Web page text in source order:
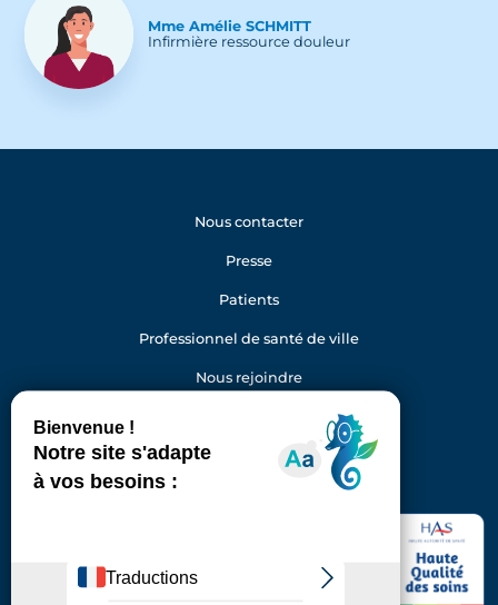
Mme Amélie SCHMITT
Infirmière ressource douleur
92150 Suresnes
Standard : 01 46 25 20 00
Nous contacter
Presse
Patients
Professionnel de santé de ville
Nous rejoindre
LinkedInInstagram